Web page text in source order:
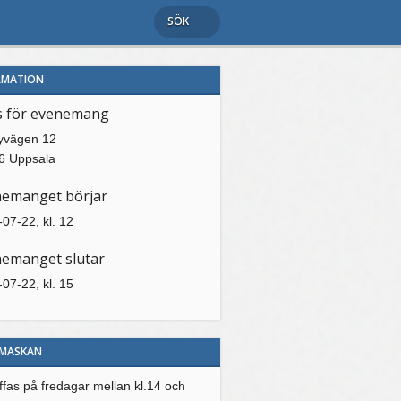
SÖK
för evenemang
12
Uppsala
börjar
22, kl. 12
slutar
22, kl. 15
på fredagar mellan kl.14 och